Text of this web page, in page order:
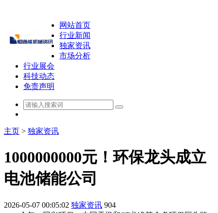
网站首页
行业新闻
独家资讯
市场分析
行业展会
科技动态
免责声明
主页 > 独家资讯
1000000000元！环保龙头成立
电池储能公司
2026-05-07 00:05:02 独家资讯 904